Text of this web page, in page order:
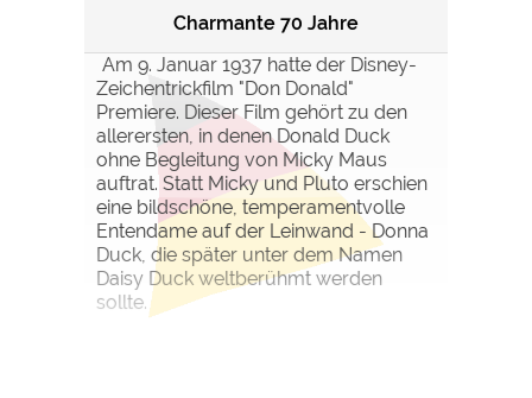
Charmante 70 Jahre
Am 9. Januar 1937 hatte der Disney-
Zeichentrickfilm "Don Donald"
Premiere. Dieser Film gehört zu den
allerersten, in denen Donald Duck
ohne Begleitung von Micky Maus
auftrat. Statt Micky und Pluto erschien
eine bildschöne, temperamentvolle
Entendame auf der Leinwand - Donna
Duck, die später unter dem Namen
Daisy Duck weltberühmt werden
sollte.